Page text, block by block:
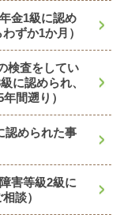
金1級に認め
ずか1か月）
検査をしてい
に認められ、
間遡り）
認められた事
害等級2級に
談）